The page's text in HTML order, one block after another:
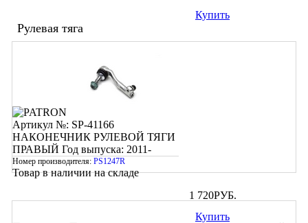
Купить
Рулевая тяга
Артикул №: SP-41166
НАКОНЕЧНИК РУЛЕВОЙ ТЯГИ
ПРАВЫЙ Год выпуска: 2011-
Номер производителя: PS1247R
Товар в наличии на складе
1 720РУБ.
Купить